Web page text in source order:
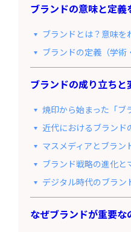
ブランドの意味と定義
ブランドとは？意味を
ブランドの定義（学術
ブランドの成り立ちと
焼印から始まった「ブ
近代におけるブランド
マスメディアとブラン
ブランド戦略の進化と
デジタル時代のブラン
なぜブランドが重要